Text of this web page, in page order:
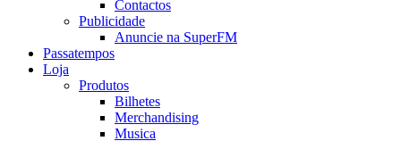
Contactos
Publicidade
Anuncie na SuperFM
Passatempos
Loja
Produtos
Bilhetes
Merchandising
Musica